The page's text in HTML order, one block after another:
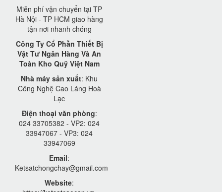
Miễn phí vận chuyển tại TP
Hà Nội - TP HCM giao hàng
tận nơi nhanh chóng
Công Ty Cổ Phần Thiết Bị
Vật Tư Ngân Hàng Và An
Toàn Kho Quỹ Việt Nam
Nhà máy sản xuất: Khu
Công Nghệ Cao Láng Hoà
Lạc
Điện thoại văn phòng:
024 33705382 - VP2: 024
33947067 - VP3: 024
33947069
Email:
Ketsatchongchay@gmail.com
Website: